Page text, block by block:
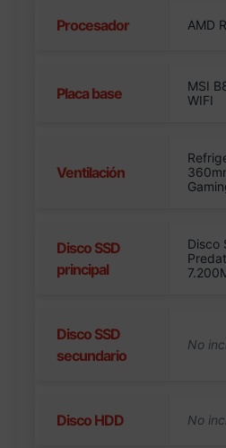
Procesador AMD
Placa base
MSI
WIFI
Ventilación
Disco SSD
principal
Disco
Disco SSD
secundario
Disco HDD